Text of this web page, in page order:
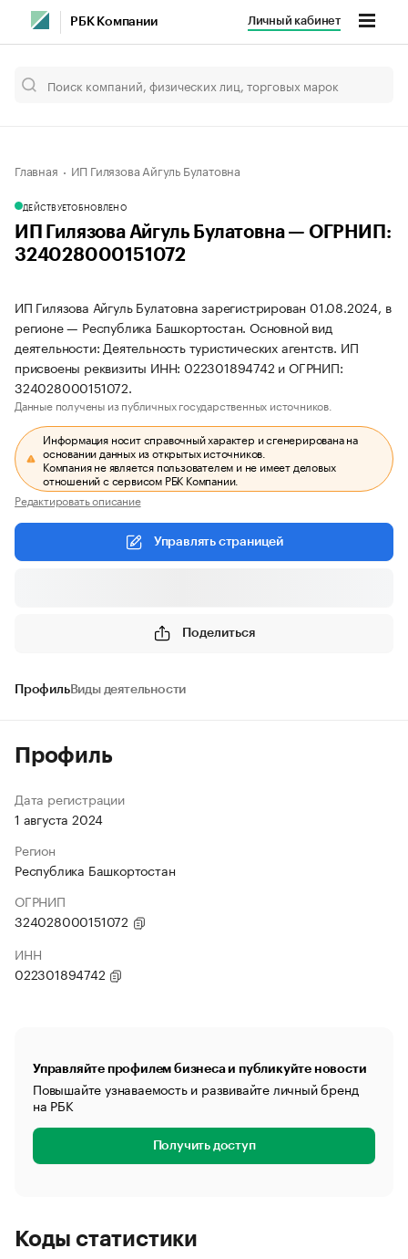
РБК Компании Личный кабинет
Главная ИП Гилязова Айгуль Булатовна
ДЕЙСТВУЕТОБНОВЛЕНО
ИП Гилязова Айгуль Булатовна — ОГРНИП:
324028000151072
ИП Гилязова Айгуль Булатовна зарегистрирован 01.08.2024, в
регионе — Республика Башкортостан. Основной вид
деятельности: Деятельность туристических агентств. ИП
присвоены реквизиты ИНН: 022301894742 и ОГРНИП:
324028000151072.
Данные получены из публичных государственных источников.
Информация носит справочный характер и сгенерирована на
основании данных из открытых источников.
Компания не является пользователем и не имеет деловых
отношений с сервисом РБК Компании.
Редактировать описание
Управлять страницей
Поделиться
ПрофильВиды деятельности
Профиль
Дата регистрации
1 августа 2024
Регион
Республика Башкортостан
ОГРНИП
324028000151072
ИНН
022301894742
Управляйте профилем бизнеса и публикуйте новости
Повышайте узнаваемость и развивайте личный бренд
на РБК
Получить доступ
Коды статистики